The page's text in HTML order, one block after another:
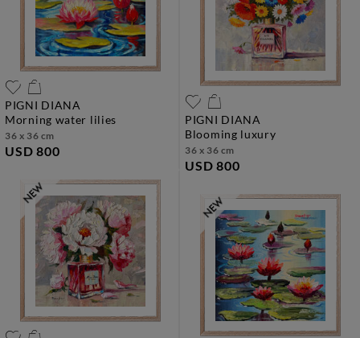
PIGNI DIANA
morning water lilies
36 x 36 cm
USD 800
PIGNI DIANA
blooming luxury
36 x 36 cm
USD 800